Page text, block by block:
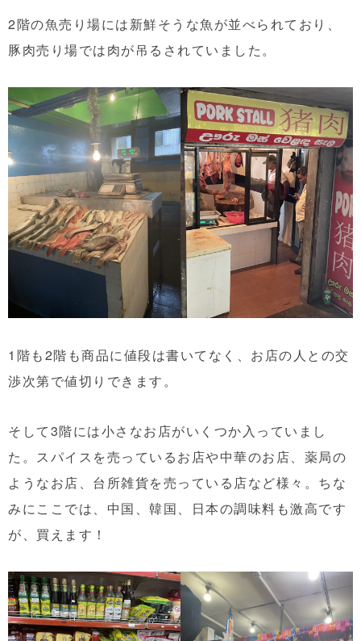
2階の魚売り場には新鮮そうな魚が並べられており、
豚肉売り場では肉が吊るされていました。
1階も2階も商品に値段は書いてなく、お店の人との交
渉次第で値切りできます。
そして3階には小さなお店がいくつか入っていまし
た。スパイスを売っているお店や中華のお店、薬局の
ようなお店、台所雑貨を売っている店など様々。ちな
みにここでは、中国、韓国、日本の調味料も激高です
が、買えます！